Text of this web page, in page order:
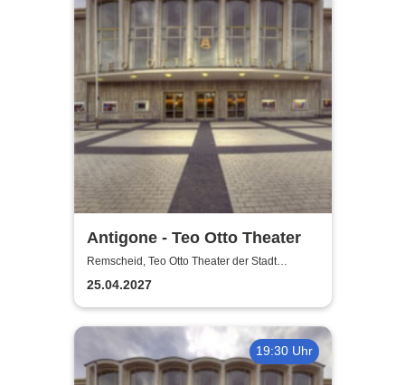
Antigone - Teo Otto Theater
Remscheid, Teo Otto Theater der Stadt
Remscheid
25.04.2027
19:30 Uhr